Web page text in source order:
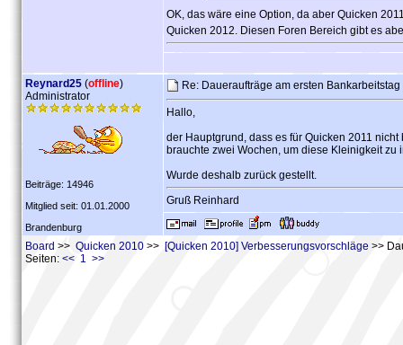
OK, das wäre eine Option, da aber Quicken
Quicken 2012. Diesen Foren Bereich gibt es
Reynard25 (offline)
Administrator
Beiträge: 14946
Mitglied seit: 01.01.2000
Brandenburg
Re: Daueraufträge am ersten
Hallo,
der Hauptgrund, dass es für Quicken 2011
brauchte zwei Wochen, um diese Kleinigkeit zu
Wurde deshalb zurück gestellt.
Gruß Reinhard
Board >> Quicken 2010 >> [Quicken 2010] Verbesserungsvorschläge >>
Seiten: << 1 >>